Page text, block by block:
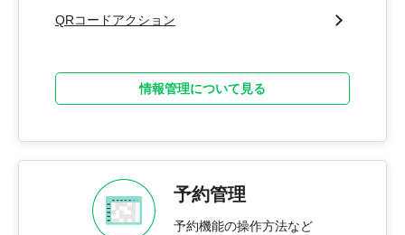
QRコードアクション
情報管理について見る
予約管理
予約機能の操作方法など